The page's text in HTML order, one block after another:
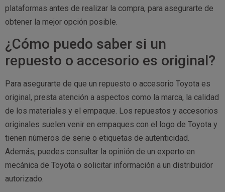
plataformas antes de realizar la compra, para asegurarte de
obtener la mejor opción posible.
¿Cómo puedo saber si un
repuesto o accesorio es original?
Para asegurarte de que un repuesto o accesorio Toyota es
original, presta atención a aspectos como la marca, la calidad
de los materiales y el empaque. Los repuestos y accesorios
originales suelen venir en empaques con el logo de Toyota y
tienen números de serie o etiquetas de autenticidad.
Además, puedes consultar la opinión de un experto en
mecánica de Toyota o solicitar información a un distribuidor
autorizado.